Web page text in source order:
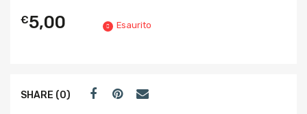
€5,00 Esaurito
SHARE (0)